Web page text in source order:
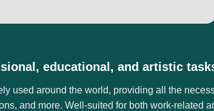
educational, and artistic
used around the world, providing all the
and more. Well-suited for both work-related